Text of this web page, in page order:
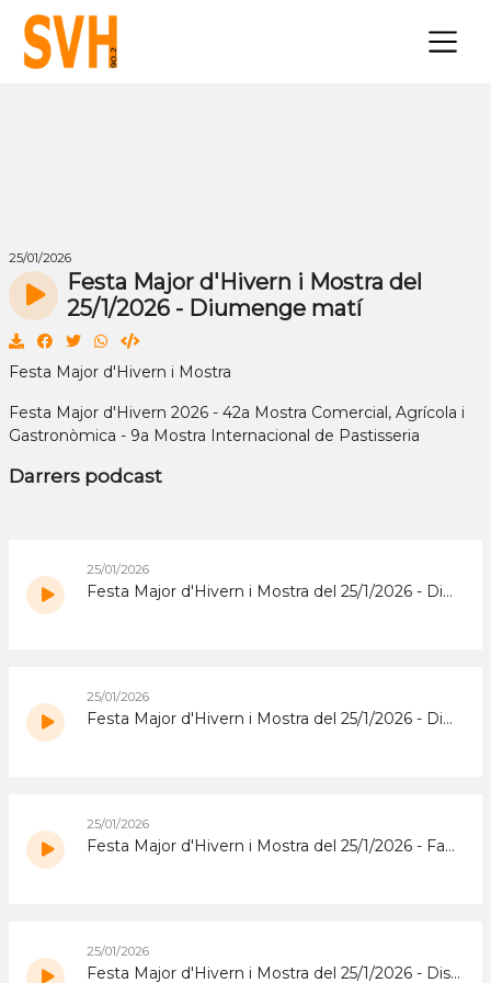
×
25/01/2026
Festa Major d'Hivern i Mostra del
25/1/2026 - Diumenge matí
Festa Major d'Hivern i Mostra
Festa Major d'Hivern 2026 - 42a Mostra Comercial, Agrícola i
Gastronòmica - 9a Mostra Internacional de Pastisseria
Darrers podcast
25/01/2026
Festa Major d'Hivern i Mostra del 25/1/2026 - Diumenge Tarda
25/01/2026
Festa Major d'Hivern i Mostra del 25/1/2026 - Diumenge matí
25/01/2026
Festa Major d'Hivern i Mostra del 25/1/2026 - Fava de Cacau
25/01/2026
Festa Major d'Hivern i Mostra del 25/1/2026 - Dissabte Tarda